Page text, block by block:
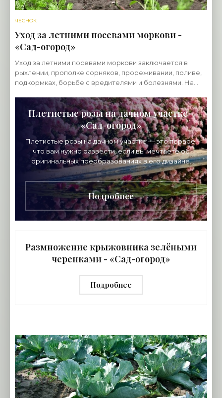
ЧЕСНОК
Уход за летними посевами моркови -
«Сад-огород»
Уход за летними посевами моркови заключается в
рыхлении, прополке сорняков, прореживании, поливе,
подкормках, борьбе с вредителями и болезнями. На
Плетистые розы на дачном участке -
«Сад-огород»
Плетистые розы на дачном участке — это первое,
что вам нужно развести, если вы мечтаете об
оригинальных преобразованиях в его дизайне.
Пышное цветение этих красавиц, удачное
сочетание их с
Подробнее
Размножение крыжовника зелёными
черенками - «Сад-огород»
Подробнее